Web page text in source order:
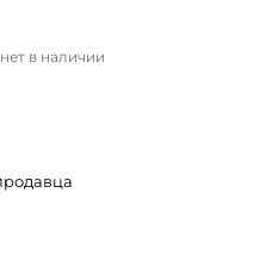
Нет в наличии